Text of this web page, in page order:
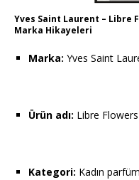
Yves Saint Laurent – Libre
Marka Hikayeleri
Marka: Yves Saint
Ürün adı: Libre
Kategori: Kadın